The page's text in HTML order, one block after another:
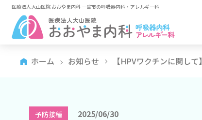
医療法人大山医院 おおやま内科 一宮市の呼吸器内科・アレルギー科
ホーム お知らせ 【HPVワクチンに関して】
予防接種 2025/06/30